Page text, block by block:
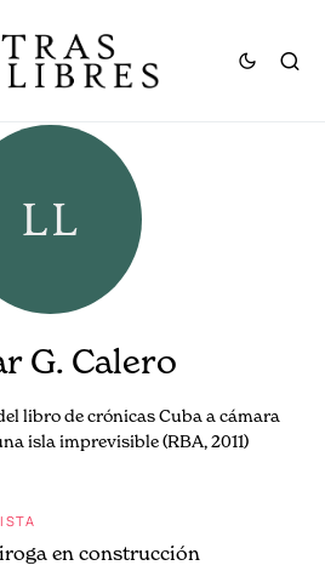
G. Calero
libro de crónicas Cuba a cámara
isla imprevisible (RBA, 2011)
en construcción